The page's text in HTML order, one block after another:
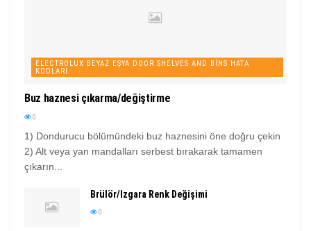
ELECTROLUX BEYAZ EŞYA DOOR SHELVES AND BINS HATA
KODLARI
Buz haznesi çıkarma/değiştirme
0
1) Dondurucu bölümündeki buz haznesini öne doğru çekin
2) Alt veya yan mandalları serbest bırakarak tamamen
çıkarın...
Brülör/Izgara Renk Değişimi
0